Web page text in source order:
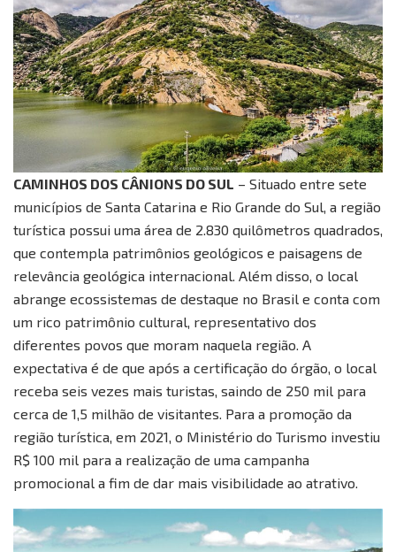
CAMINHOS DOS CÂNIONS DO SUL – Situado entre sete
municípios de Santa Catarina e Rio Grande do Sul, a região
turística possui uma área de 2.830 quilômetros quadrados,
que contempla patrimônios geológicos e paisagens de
relevância geológica internacional. Além disso, o local
abrange ecossistemas de destaque no Brasil e conta com
um rico patrimônio cultural, representativo dos
diferentes povos que moram naquela região. A
expectativa é de que após a certificação do órgão, o local
receba seis vezes mais turistas, saindo de 250 mil para
cerca de 1,5 milhão de visitantes. Para a promoção da
região turística, em 2021, o Ministério do Turismo investiu
R$ 100 mil para a realização de uma campanha
promocional a fim de dar mais visibilidade ao atrativo.